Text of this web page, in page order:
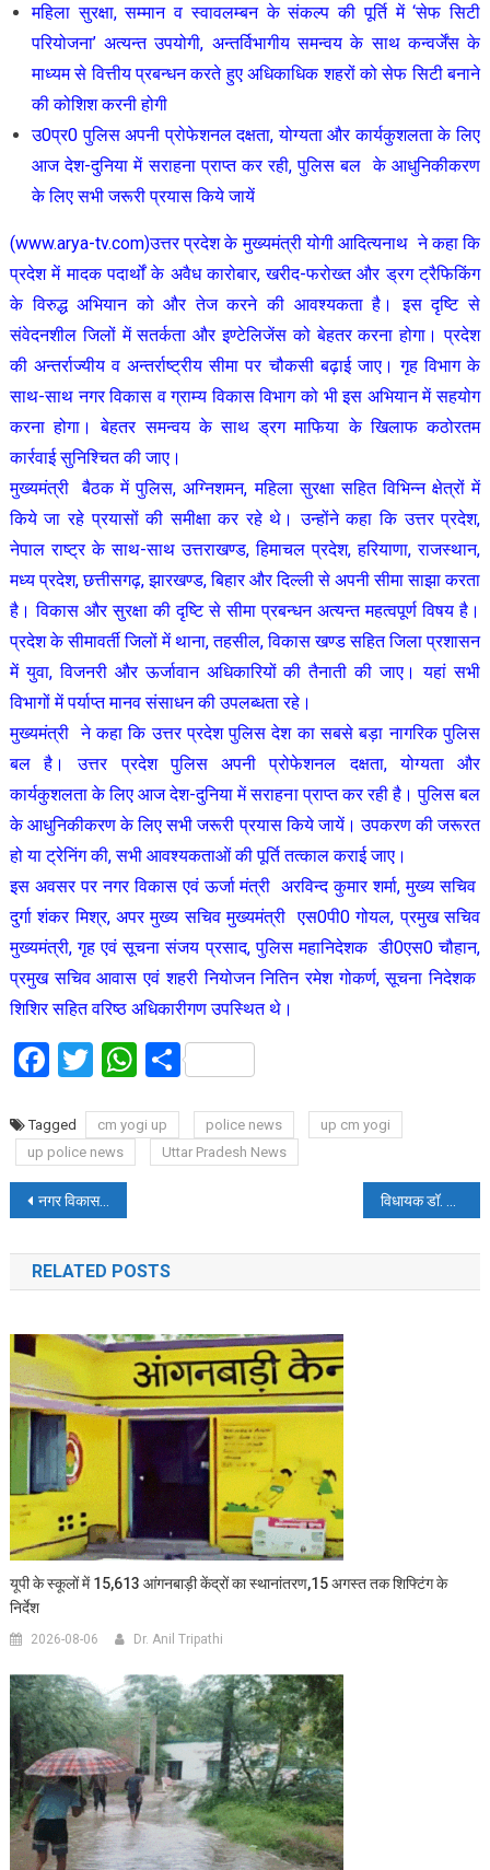
महिला सुरक्षा, सम्मान व स्वावलम्बन के संकल्प की पूर्ति में ‘सेफ सिटी
परियोजना’ अत्यन्त उपयोगी, अन्तर्विभागीय समन्वय के साथ कन्वर्जेंस के
माध्यम से वित्तीय प्रबन्धन करते हुए अधिकाधिक शहरों को सेफ सिटी बनाने
की कोशिश करनी होगी
उ0प्र0 पुलिस अपनी प्रोफेशनल दक्षता, योग्यता और कार्यकुशलता के लिए
आज देश-दुनिया में सराहना प्राप्त कर रही, पुलिस बल के आधुनिकीकरण
के लिए सभी जरूरी प्रयास किये जायें
(www.arya-tv.com)उत्तर प्रदेश के मुख्यमंत्री योगी आदित्यनाथ ने कहा कि
प्रदेश में मादक पदार्थों के अवैध कारोबार, खरीद-फरोख्त और ड्रग ट्रैफिकिंग
के विरुद्ध अभियान को और तेज करने की आवश्यकता है। इस दृष्टि से
संवेदनशील जिलों में सतर्कता और इण्टेलिजेंस को बेहतर करना होगा। प्रदेश
की अन्तर्राज्यीय व अन्तर्राष्ट्रीय सीमा पर चौकसी बढ़ाई जाए। गृह विभाग के
साथ-साथ नगर विकास व ग्राम्य विकास विभाग को भी इस अभियान में सहयोग
करना होगा। बेहतर समन्वय के साथ ड्रग माफिया के खिलाफ कठोरतम
कार्रवाई सुनिश्चित की जाए।
मुख्यमंत्री बैठक में पुलिस, अग्निशमन, महिला सुरक्षा सहित विभिन्न क्षेत्रों में
किये जा रहे प्रयासों की समीक्षा कर रहे थे। उन्होंने कहा कि उत्तर प्रदेश,
नेपाल राष्ट्र के साथ-साथ उत्तराखण्ड, हिमाचल प्रदेश, हरियाणा, राजस्थान,
मध्य प्रदेश, छत्तीसगढ़, झारखण्ड, बिहार और दिल्ली से अपनी सीमा साझा करता
है। विकास और सुरक्षा की दृष्टि से सीमा प्रबन्धन अत्यन्त महत्वपूर्ण विषय है।
प्रदेश के सीमावर्ती जिलों में थाना, तहसील, विकास खण्ड सहित जिला प्रशासन
में युवा, विजनरी और ऊर्जावान अधिकारियों की तैनाती की जाए। यहां सभी
विभागों में पर्याप्त मानव संसाधन की उपलब्धता रहे।
मुख्यमंत्री ने कहा कि उत्तर प्रदेश पुलिस देश का सबसे बड़ा नागरिक पुलिस
बल है। उत्तर प्रदेश पुलिस अपनी प्रोफेशनल दक्षता, योग्यता और
कार्यकुशलता के लिए आज देश-दुनिया में सराहना प्राप्त कर रही है। पुलिस बल
के आधुनिकीकरण के लिए सभी जरूरी प्रयास किये जायें। उपकरण की जरूरत
हो या ट्रेनिंग की, सभी आवश्यकताओं की पूर्ति तत्काल कराई जाए।
इस अवसर पर नगर विकास एवं ऊर्जा मंत्री अरविन्द कुमार शर्मा, मुख्य सचिव
दुर्गा शंकर मिश्र, अपर मुख्य सचिव मुख्यमंत्री एस0पी0 गोयल, प्रमुख सचिव
मुख्यमंत्री, गृह एवं सूचना संजय प्रसाद, पुलिस महानिदेशक डी0एस0 चौहान,
प्रमुख सचिव आवास एवं शहरी नियोजन नितिन रमेश गोकर्ण, सूचना निदेशक
शिशिर सहित वरिष्ठ अधिकारीगण उपस्थित थे।
Facebook
Twitter
WhatsApp
Share
Tagged cm yogi up police news
up cm yogi
up police news
Uttar Pradesh News
Post
navigation
नगर विकास एवं ऊर्जा मंत्री ए.के.शर्मा ने छठ पूजा पर प्रदेशवासियों को बधाई दी
RELATED POSTS
यूपी के स्कूलों में 15,613 आंगनबाड़ी केंद्रों का स्थानांतरण,15 अगस्त तक शिफ्टिंग के
निर्देश
2026-08-06 Dr. Anil Tripathi